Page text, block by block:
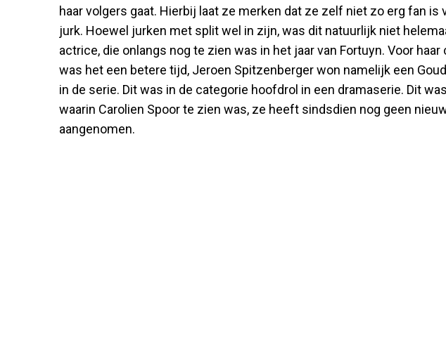
haar volgers gaat. Hierbij laat ze merken dat ze zelf niet zo erg fan is
jurk. Hoewel jurken met split wel in zijn, was dit natuurlijk niet
actrice, die onlangs nog te zien was in het jaar van Fortuyn. Voor
was het een betere tijd, Jeroen Spitzenberger won namelijk een
in de serie. Dit was in de categorie hoofdrol in een dramaserie. Dit
waarin Carolien Spoor te zien was, ze heeft sindsdien nog geen
aangenomen.